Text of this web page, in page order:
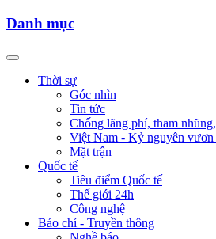
Danh mục
Thời sự
Góc nhìn
Tin tức
Chống lãng phí, tham
Việt Nam - Kỷ nguyên vươn
Mặt trận
Quốc tế
Tiêu điểm Quốc tế
Thế giới 24h
Công nghệ
Báo chí - Truyền thông